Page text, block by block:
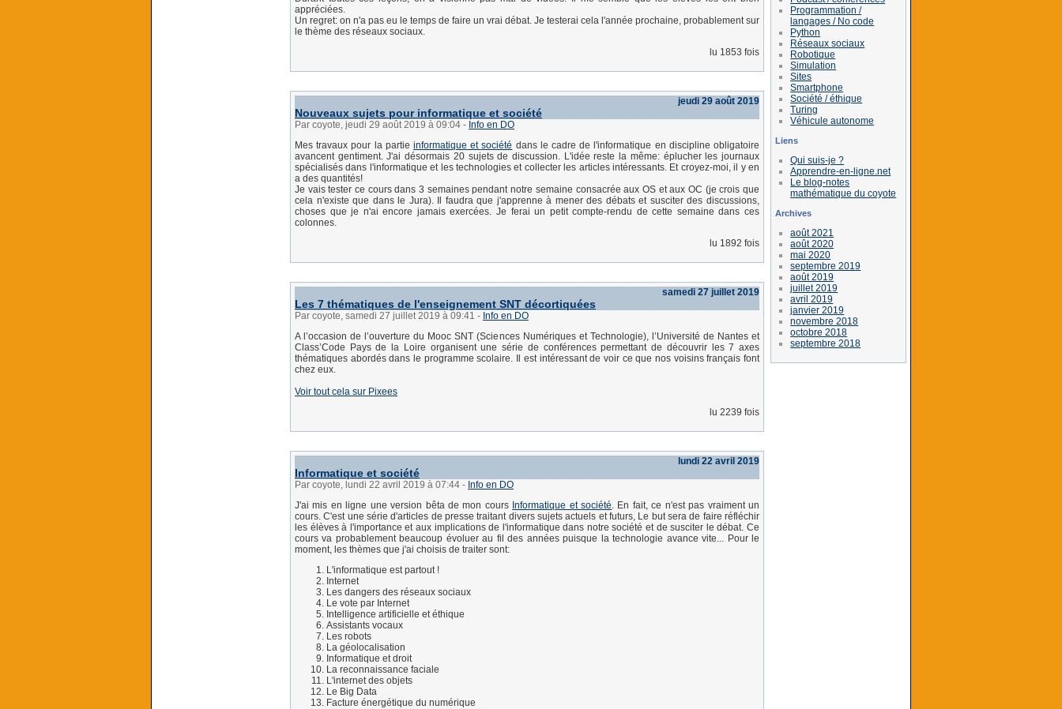
appréciées.
Un regret: on n'a pas eu le temps de faire un vrai débat. Je testerai cela l'année prochaine, probablement sur
le thème des réseaux sociaux.
lu 1853 fois
jeudi 29 août 2019
Nouveaux sujets pour informatique et société
Par coyote, jeudi 29 août 2019 à 09:04 - Info en DO
Mes travaux pour la partie informatique et société dans le cadre de l'informatique en discipline obligatoire
avancent gentiment. J'ai désormais 20 sujets de discussion. L'idée reste la même: éplucher les journaux
spécialisés dans l'informatique et les technologies et collecter les articles intéressants. Et croyez-moi, il y en
a des quantités!
Je vais tester ce cours dans 3 semaines pendant notre semaine consacrée aux OS et aux OC (je crois que
cela n'existe que dans le Jura). Il faudra que j'apprenne à mener des débats et susciter des discussions,
choses que je n'ai encore jamais exercées. Je ferai un petit compte-rendu de cette semaine dans ces
colonnes.
lu 1892 fois
samedi 27 juillet 2019
Les 7 thématiques de l'enseignement SNT décortiquées
Par coyote, samedi 27 juillet 2019 à 09:41 - Info en DO
A l’occasion de l’ouverture du Mooc SNT (Sciences Numériques et Technologie), l’Université de Nantes et
Class’Code Pays de la Loire organisent une série de conférences permettant de découvrir les 7 axes
thématiques abordés dans le programme scolaire. Il est intéressant de voir ce que nos voisins français font
chez eux.
Voir tout cela sur Pixees
lu 2239 fois
lundi 22 avril 2019
Informatique et société
Par coyote, lundi 22 avril 2019 à 07:44 - Info en DO
J'ai mis en ligne une version bêta de mon cours Informatique et société. En fait, ce n'est pas vraiment un
cours. C'est une série d'articles de presse traitant divers sujets actuels et futurs, Le but sera de faire réfléchir
les élèves à l'importance et aux implications de l'informatique dans notre société et de susciter le débat. Ce
cours va probablement beaucoup évoluer au fil des années puisque la technologie avance vite... Pour le
moment, les thèmes que j'ai choisis de traiter sont:
L'informatique est partout !
Internet
Les dangers des réseaux sociaux
Le vote par Internet
Intelligence artificielle et éthique
Assistants vocaux
Les robots
La géolocalisation
Informatique et droit
La reconnaissance faciale
L'internet des objets
Le Big Data
Facture énergétique du numérique
Programmation /
langages / No code
Python
Réseaux sociaux
Robotique
Simulation
Sites
Smartphone
Société / éthique
Turing
Véhicule autonome
Liens
Qui suis-je ?
Apprendre-en-ligne.net
Le blog-notes
mathématique du coyote
Archives
août 2021
août 2020
mai 2020
septembre 2019
août 2019
juillet 2019
avril 2019
janvier 2019
novembre 2018
octobre 2018
septembre 2018